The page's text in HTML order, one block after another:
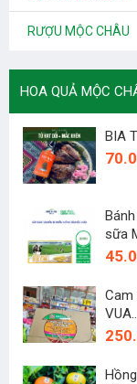
RƯỢU MỘC CHÂU
HOA QUẢ MỘC
BIA
sữa
Cam